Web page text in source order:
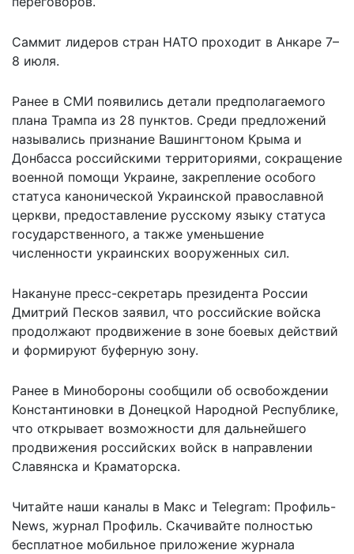
Саммит лидеров стран НАТО проходит в Анкаре 7–
8 июля.
Ранее в СМИ появились детали предполагаемого
плана Трампа из 28 пунктов. Среди предложений
назывались признание Вашингтоном Крыма и
Донбасса российскими территориями, сокращение
военной помощи Украине, закрепление особого
статуса канонической Украинской православной
церкви, предоставление русскому языку статуса
государственного, а также уменьшение
численности украинских вооруженных сил.
Накануне пресс-секретарь президента России
Дмитрий Песков заявил, что российские войска
продолжают продвижение в зоне боевых действий
и формируют буферную зону.
Ранее в Минобороны сообщили об освобождении
Константиновки в Донецкой Народной Республике,
что открывает возможности для дальнейшего
продвижения российских войск в направлении
Славянска и Краматорска.
Читайте наши каналы в Макс и Telegram: Профиль-
News, журнал Профиль. Скачивайте полностью
бесплатное мобильное приложение журнала